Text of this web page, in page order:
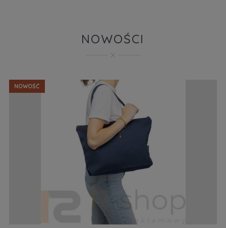
NOWOŚCI
NOWOŚĆ